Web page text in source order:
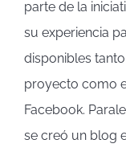
parte de la
su experiencia
disponibles
proyecto como
Facebook.
se creó un blog